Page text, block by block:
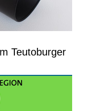
Teutoburger